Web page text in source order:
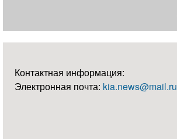
Контактная информация:
Электронная почта: kia.news@mail.ru